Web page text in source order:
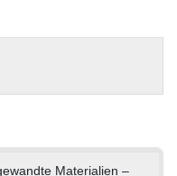
Materialien –